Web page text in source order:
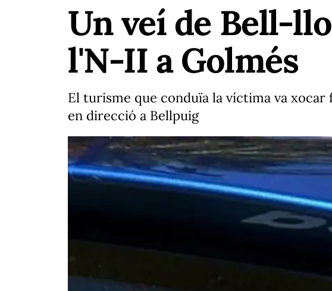
Un veí de Bell-
l'N-II a Golmés
El turisme que conduïa la víctima va
en direcció a Bellpuig